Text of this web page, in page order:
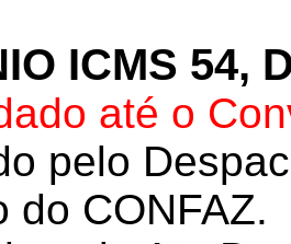
ICMS 54,
até o
pelo
do CONFAZ.